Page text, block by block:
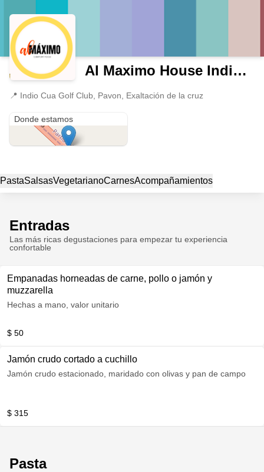
Al Maximo House Indio Cua
📍 Indio Cua Golf Club, Pavon, Exaltación de la cruz
Donde estamos
PastaSalsasVegetarianoCarnesAcompañamientos
Entradas
Las más ricas degustaciones para empezar tu experiencia
confortable
Empanadas horneadas de carne, pollo o jamón y
muzzarella
Hechas a mano, valor unitario
$ 50
Jamón crudo cortado a cuchillo
Jamón crudo estacionado, maridado con olivas y pan de campo
$ 315
Pasta